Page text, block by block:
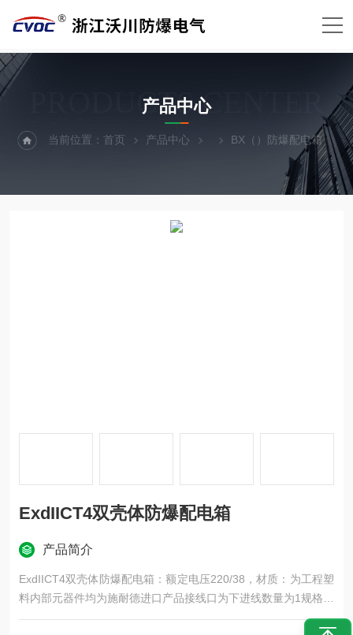
PRODUCTS CENTER
产品中心
当前位置：首页 产品中心 BX（）防爆配电箱
ExdIICT4双壳体防爆配电箱
产品简介
ExdIICT4双壳体防爆配电箱：额定电压220/38，材质：为工程塑
料内部元器件均为施耐德进口产品接线口为下进线数量为1规格为
G2″，出线口为上出线数量为8规格为G3/4″防爆等级Exde IICT